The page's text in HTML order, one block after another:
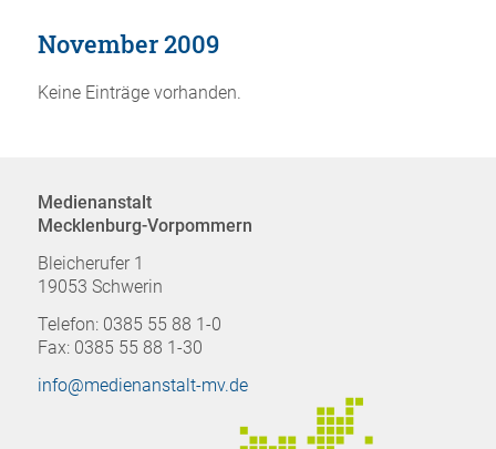
November 2009
Keine Einträge vorhanden.
Medienanstalt
Mecklenburg-Vorpommern
Bleicherufer 1
19053 Schwerin
Telefon: 0385 55 88 1-0
Fax: 0385 55 88 1-30
info@medienanstalt-mv.de